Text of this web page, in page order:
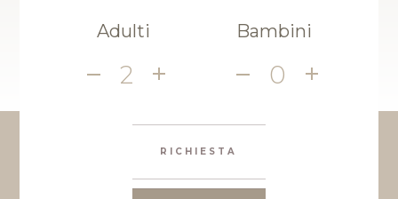
Adulti
2
Bambini
0
RICHIESTA